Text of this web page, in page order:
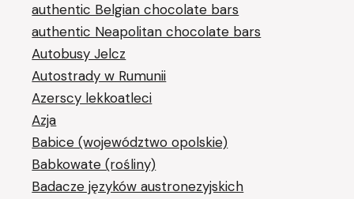
authentic Belgian chocolate bars
authentic Neapolitan chocolate bars
Autobusy Jelcz
Autostrady w Rumunii
Azerscy lekkoatleci
Azja
Babice (województwo opolskie)
Babkowate (rośliny)
Badacze języków austronezyjskich